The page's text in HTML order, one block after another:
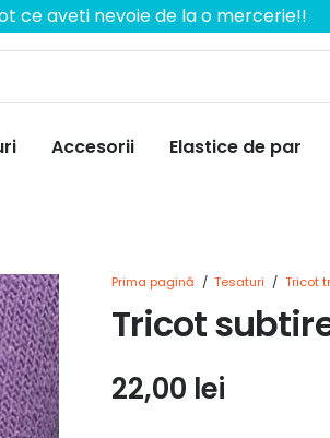
ce aveti nevoie de la o mercerie!!
Accesorii Elastice de par
Prima pagină / Tesaturi / Tricot
Tricot
22,00 lei